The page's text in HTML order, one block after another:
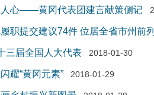
人心——黄冈代表团建言献策侧记
职提交建议74件 位居全省市州前列
三届全国人大代表 2018-01-30
耀“黄冈元素” 2018-01-29